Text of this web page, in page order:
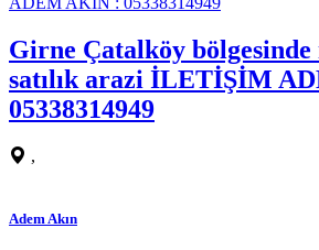
Girne Çatalköy bölgesinde
satılık arazi İLETİŞİM
05338314949
,
Adem Akın